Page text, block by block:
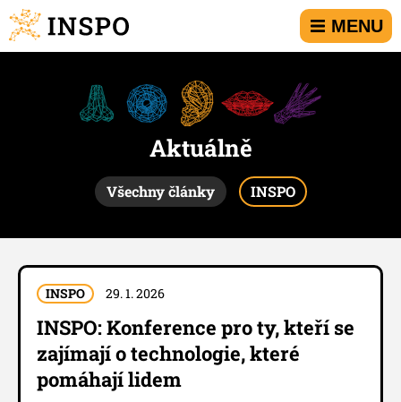
Přejít na hlavní menu
Přejít na obsah
Přejít na kontakt
MENU
Aktuálně
Všechny články INSPO
INSPO 29. 1. 2026
INSPO: Konference pro ty, kteří se
zajímají o technologie, které
pomáhají lidem
Stránkování příspěvků